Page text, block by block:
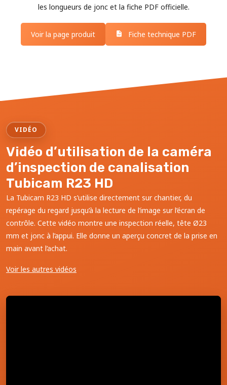
les longueurs de jonc et la fiche PDF officielle.
Voir la page produit Fiche technique PDF
VIDÉO
Vidéo d’utilisation de la caméra
d’inspection de canalisation
Tubicam R23 HD
La Tubicam R23 HD s’utilise directement sur chantier, du
repérage du regard jusqu’à la lecture de l’image sur l’écran de
contrôle. Cette vidéo montre une inspection réelle, tête Ø23
mm et jonc à l’appui. Elle donne un aperçu concret de la prise en
main avant l’achat.
Voir les autres vidéos